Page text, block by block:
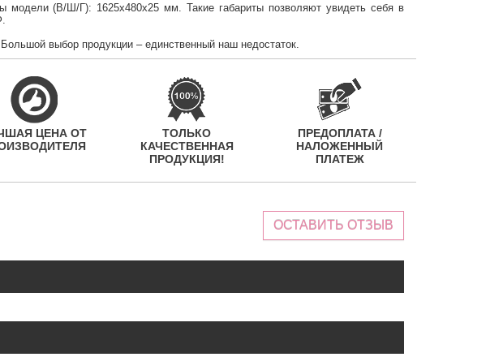
модели (В/Ш/Г): 1625x480x25 мм. Такие габариты позволяют увидеть себя в
выбор продукции – единственный наш недостаток.
ЦЕНА ОТ
ТОЛЬКО
КАЧЕСТВЕННАЯ
ПРОДУКЦИЯ!
ПРЕДОПЛАТА /
НАЛОЖЕННЫЙ
ПЛАТЕЖ
ОСТАВИТЬ ОТЗЫВ